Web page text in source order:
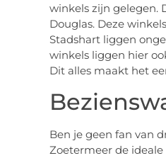
winkels zijn gelegen.
Douglas. Deze
Stadshart liggen
winkels liggen hier
Dit alles maakt het
Ben je geen fan van
Zoetermeer de